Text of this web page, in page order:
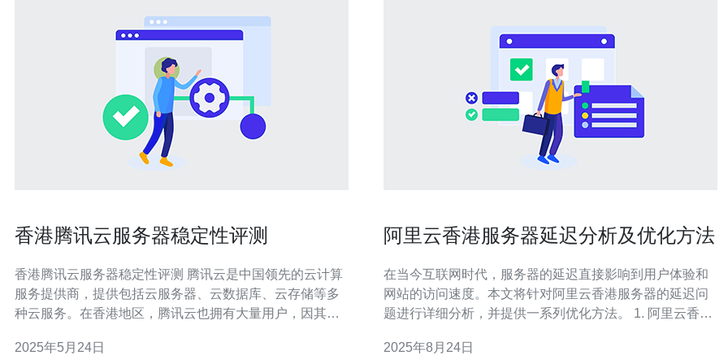
香港腾讯云服务器稳定性评测
香港腾讯云服务器稳定性评测 腾讯云是中国领先的云计算
服务提供商，提供包括云服务器、云数据库、云存储等多
种云服务。在香港地区，腾讯云也拥有大量用户，因其优
务器的稳定性，我们选择了一台标准配置的云服务器，并
2025年5月24日
阿里云香港服务器延迟分析及优化方法
在当今互联网时代，服务器的延迟直接影响到用户体验和
网站的访问速度。本文将针对阿里云香港服务器的延迟问
题进行详细分析，并提供一系列优化方法。 1. 阿里云香港
以下几个因素的影响： 1.1 网络带宽：网络带宽的大小决
2025年8月24日